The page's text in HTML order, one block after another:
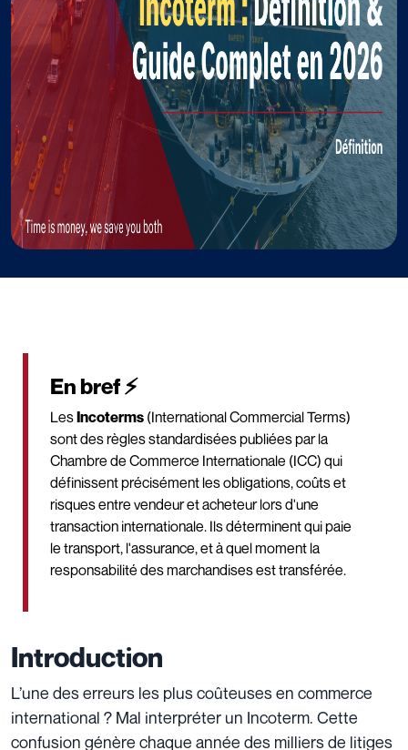
En bref ⚡
LesIncoterms (International Commercial Terms)
sont des règles standardisées publiées par la
Chambre de Commerce Internationale (ICC) qui
définissent précisément les obligations, coûts et
risques entre vendeur et acheteur lors d'une
transaction internationale. Ils déterminent qui paie
le transport, l'assurance, et à quel moment la
responsabilité des marchandises est transférée.
Introduction
L’une des erreurs les plus coûteuses en commerce
international ? Mal interpréter un Incoterm. Cette
confusion génère chaque année des milliers de litiges